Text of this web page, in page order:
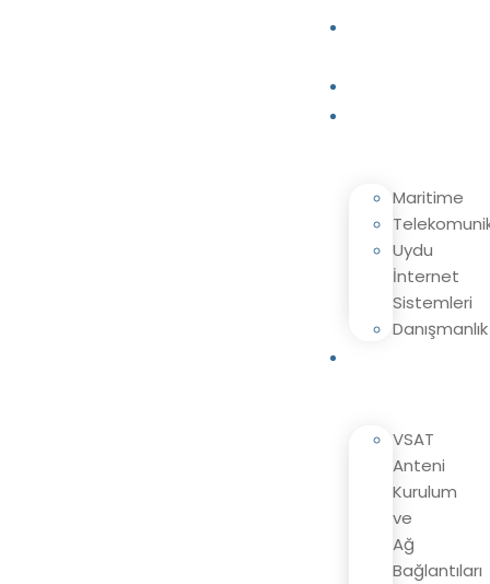
Maritime
Uydu
İnternet
Sistemleri
Danışmanlık
VSAT
Anteni
Kurulum
ve
Ağ
Bağlantıları